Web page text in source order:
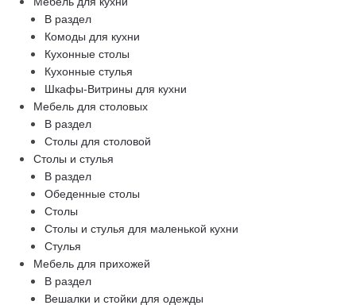
В раздел
Комоды для кухни
Кухонные столы
Кухонные стулья
Шкафы-Витрины для кухни
Мебель для столовых
В раздел
Столы для столовой
Столы и стулья
В раздел
Обеденные столы
Столы
Столы и стулья для маленькой кухни
Стулья
Мебель для прихожей
В раздел
Вешалки и стойки для одежды